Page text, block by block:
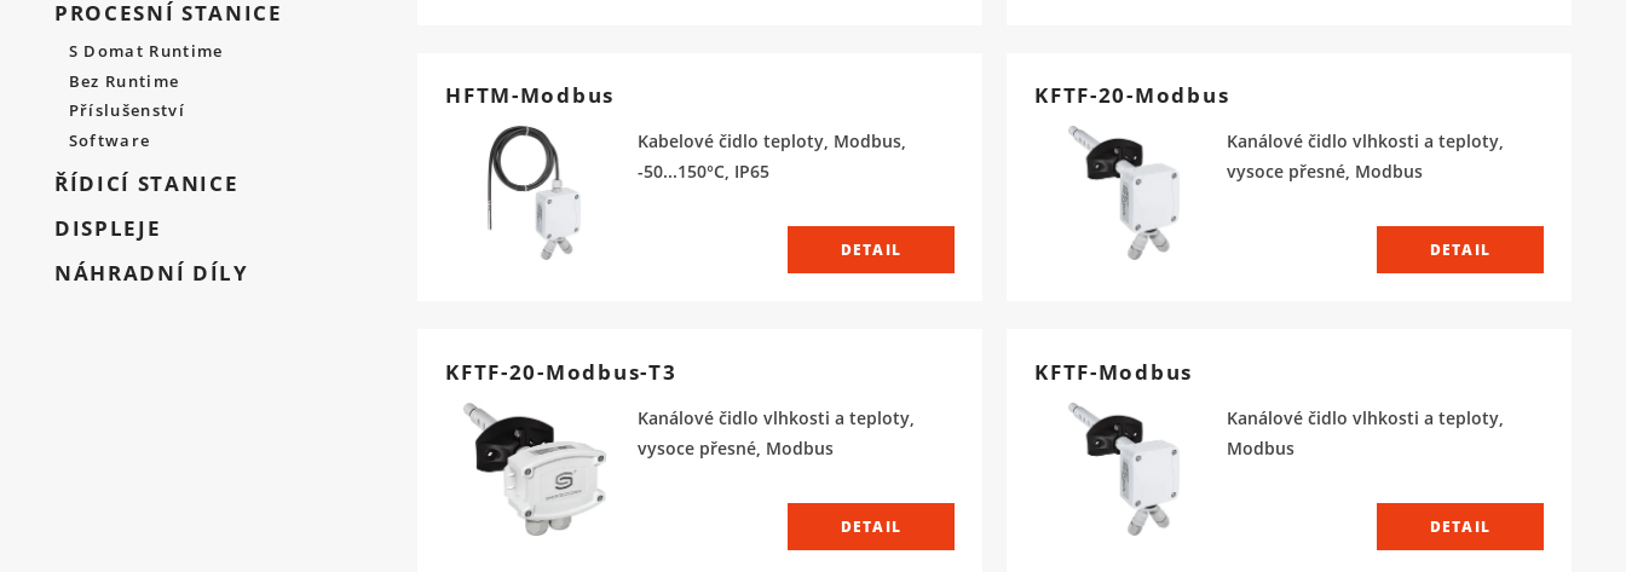
PROCESNÍ STANICE
S Domat Runtime
Bez Runtime
Příslušenství
Software
ŘÍDICÍ STANICE
DISPLEJE
NÁHRADNÍ DÍLY
HFTM-Modbus
Kabelové čidlo teploty, Modbus,
-50...150°C, IP65
DETAIL
KFTF-20-Modbus
Kanálové čidlo vlhkosti a teploty,
vysoce přesné, Modbus
DETAIL
KFTF-20-Modbus-T3
Kanálové čidlo vlhkosti a teploty,
vysoce přesné, Modbus
DETAIL
KFTF-Modbus
Kanálové čidlo vlhkosti a teploty,
Modbus
DETAIL